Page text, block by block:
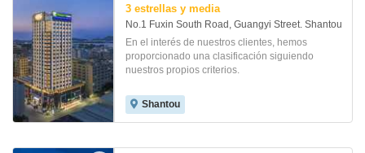
3 estrellas y media
No.1 Fuxin South Road, Guangyi Street. Shantou
En el interés de nuestros clientes, hemos
proporcionado una clasificación siguiendo
nuestros propios criterios.
Shantou